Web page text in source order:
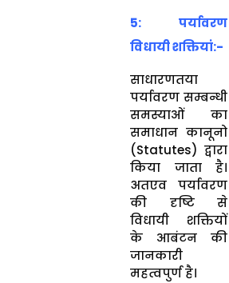
5: पर्यावरण
विधायी शक्तियां:-
साधारणतया
पर्यावरण सम्बन्धी
समस्याओं का
समाधान कानूनो
(Statutes) द्वारा
किया जाता है।
अतएव पर्यावरण
की दृष्टि से
विधायी शक्तियों
के आबंटन की
जानकारी
महत्वपुर्ण है।